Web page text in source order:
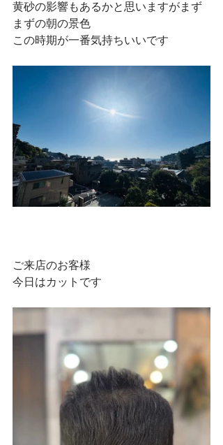
黄砂の影響もあるかと思いますがまず
まずの朝の景色
この時期が一番気持ちいいです
ご来店のお客様
今日はカットです